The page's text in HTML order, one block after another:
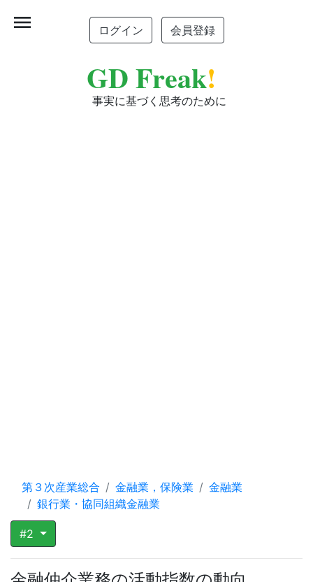
ログイン 会員登録
GD Freak!
事実に基づく思考のために
menu
第３次産業総合 金融業，保険業
金融業
銀行業・協同組織金融業
#2